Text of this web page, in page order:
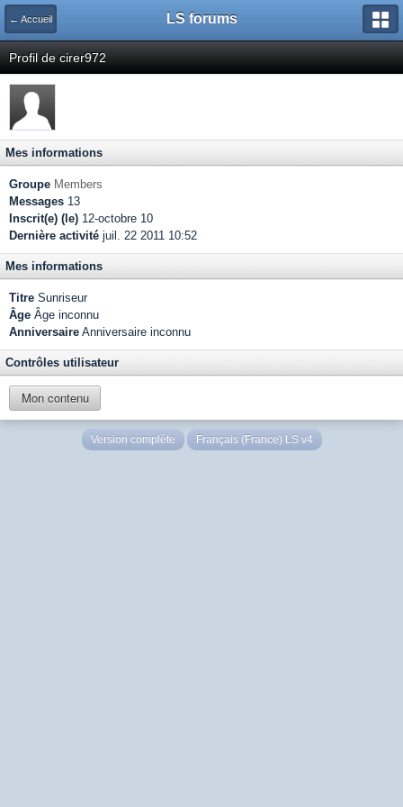
← Accueil LS forums
Profil de cirer972
Mes informations
Groupe Members
Messages 13
Inscrit(e) (le) 12-octobre 10
Dernière activité juil. 22 2011 10:52
Mes informations
Titre Sunriseur
Âge Âge inconnu
Anniversaire Anniversaire inconnu
Contrôles utilisateur
Mon contenu
Version complète Français (France) LS v4